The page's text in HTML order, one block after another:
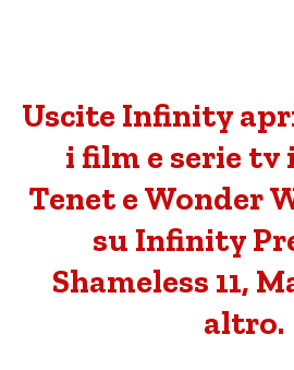
Uscite Infinity
i film e serie tv
Tenet e Wonder
su Infinity
Shameless 11,
altro.